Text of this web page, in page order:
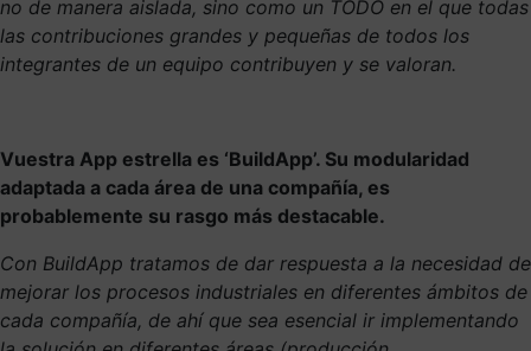
no de manera aislada, sino como un TODO en el que todas
las contribuciones grandes y pequeñas de todos los
integrantes de un equipo contribuyen y se valoran.
Vuestra App estrella es ‘BuildApp’. Su modularidad
adaptada a cada área de una compañía, es
probablemente su rasgo más destacable.
Con BuildApp tratamos de dar respuesta a la necesidad de
mejorar los procesos industriales en diferentes ámbitos de
cada compañía, de ahí que sea esencial ir implementando